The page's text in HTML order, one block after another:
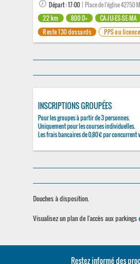
Départ : 17:00 | Place de l'église 42750
22 km
800 D+
CA-JU-ES-SE-MA
Reste 130 dossards
PPS ou
INSCRIPTIONS GROUPÉES
Pour les groupes à partir de 3 personnes.
Uniquement pour les courses individuelles.
Les frais bancaires de 0,80 € par
Douches à disposition.
Visualisez un plan de l'accès aux parkings
Restez informé des